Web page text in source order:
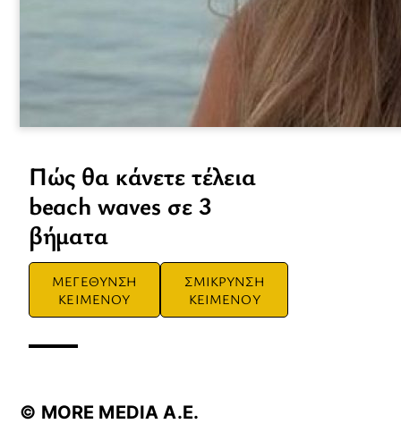
Πώς θα κάνετε τέλεια
beach waves σε 3
βήματα
ΜΕΓΕΘΥΝΣΗ
ΚΕΙΜΕΝΟΥ
ΣΜΙΚΡΥΝΣΗ
ΚΕΙΜΕΝΟΥ
© ΜORE MEDIA Α.Ε.